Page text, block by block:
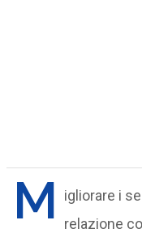
M
igliorare i
relazione